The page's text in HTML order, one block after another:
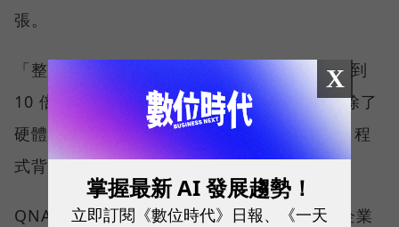
張。
「整體成本可能是過去單獨一台 NAS 的 5 倍到
10 倍，並不是大部分中小企業都能接受。」除了
硬體，使用者還需要 AI 應用的 Know-how、程
式背景與開發資源，這些都是落地成本。
QNAP 則是透過算力分級讓各規模與需求的企業
X
掌握最新 AI 發展趨勢！
立即訂閱《數位時代》日報、《一天